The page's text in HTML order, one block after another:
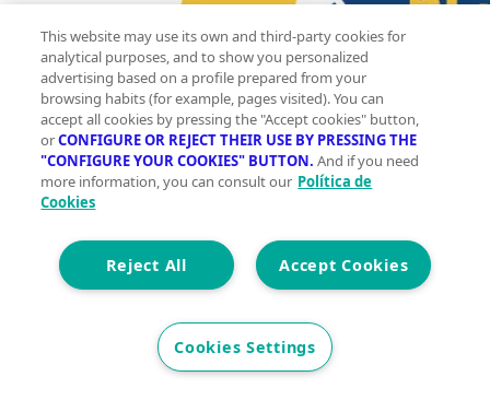
This website may use its own and third-party cookies for
analytical purposes, and to show you personalized
advertising based on a profile prepared from your
browsing habits (for example, pages visited). You can
accept all cookies by pressing the "Accept cookies" button,
orCONFIGURE OR REJECT THEIR USE BY PRESSING THE
"CONFIGURE YOUR COOKIES" BUTTON. And if you need
more information, you can consult our Política de
Cookies
Accept Cookies
Reject All
Cookies Settings